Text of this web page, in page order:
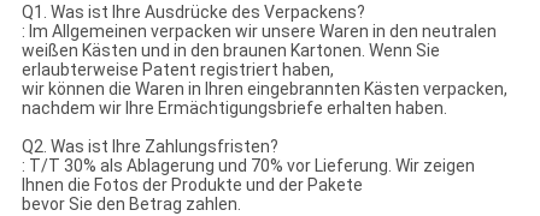
Q1. Was ist Ihre Ausdrücke des Verpackens?
: Im Allgemeinen verpacken wir unsere Waren in den neutralen
weißen Kästen und in den braunen Kartonen. Wenn Sie
erlaubterweise Patent registriert haben,
wir können die Waren in Ihren eingebrannten Kästen verpacken,
nachdem wir Ihre Ermächtigungsbriefe erhalten haben.
Q2. Was ist Ihre Zahlungsfristen?
: T/T 30% als Ablagerung und 70% vor Lieferung. Wir zeigen
Ihnen die Fotos der Produkte und der Pakete
bevor Sie den Betrag zahlen.